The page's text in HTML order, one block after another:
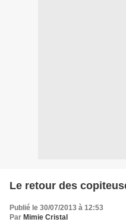
Le retour des
Publié le 30/07/2013 à 12:53
Par Mimie Cristal